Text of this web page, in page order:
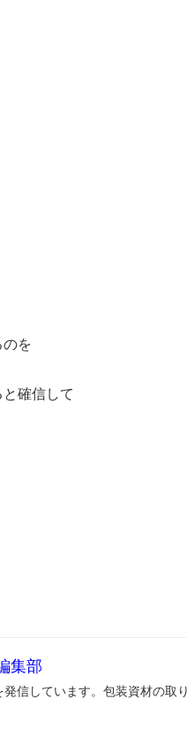
のを
確信して
集部
信しています。包装資材の取